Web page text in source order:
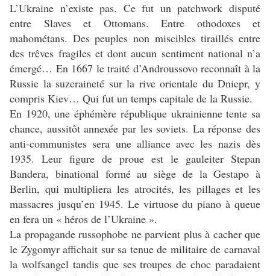
L’Ukraine n’existe pas. Ce fut un patchwork disputé
entre Slaves et Ottomans. Entre othodoxes et
mahométans. Des peuples non miscibles tiraillés entre
des trêves fragiles et dont aucun sentiment national n’a
émergé… En 1667 le traité d’Androussovo reconnaît à la
Russie la suzeraineté sur la rive orientale du Dniepr, y
compris Kiev… Qui fut un temps capitale de la Russie.
En 1920, une éphémère république ukrainienne tente sa
chance, aussitôt annexée par les soviets. La réponse des
anti-communistes sera une alliance avec les nazis dès
1935. Leur figure de proue est le gauleiter Stepan
Bandera, binational formé au siège de la Gestapo à
Berlin, qui multipliera les atrocités, les pillages et les
massacres jusqu’en 1945. Le virtuose du piano à queue
en fera un « héros de l’Ukraine ».
La propagande russophobe ne parvient plus à cacher que
le Zygomyr affichait sur sa tenue de militaire de carnaval
la wolfsangel tandis que ses troupes de choc paradaient